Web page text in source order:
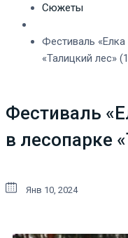
Сюжеты
Фестиваль
«Талицкий лес»
Фестиваль
в лесопарке
Янв 10, 2024